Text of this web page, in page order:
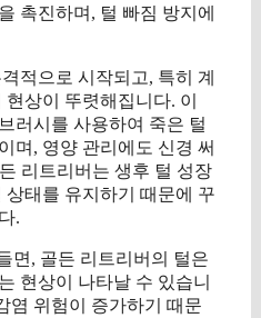
촉진하며, 털 빠짐 방지에
적으로 시작되고, 특히 계
상이 뚜렷해집니다. 이
러시를 사용하여 죽은 털
며, 영양 관리에도 신경 써
리트리버는 생후 털 성장
태를 유지하기 때문에 꾸
.
면, 골든 리트리버의 털은
현상이 나타날 수 있습니
염 위험이 증가하기 때문